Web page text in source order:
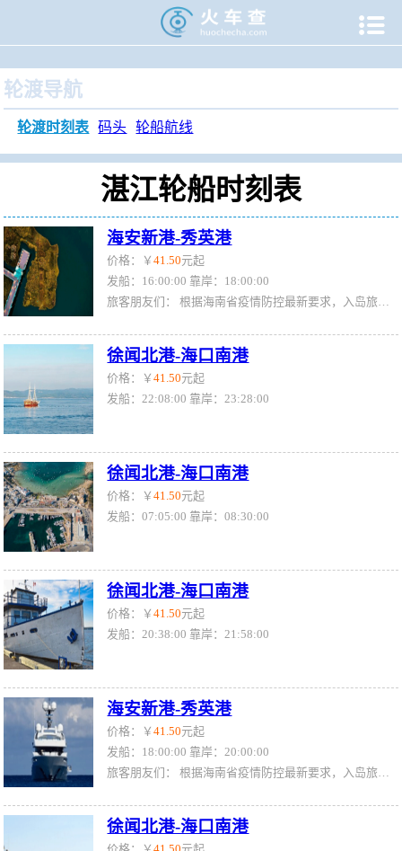

轮渡导航
轮渡时刻表 码头 轮船航线
湛江轮船时刻表
海安新港-秀英港
价格：￥41.50元起
发船：16:00:00 靠岸：18:00:00
旅客朋友们： 根据海南省疫情防控最新要求，入岛旅客必须持48小时内一次以上核酸检测阴性证明登船（车、机），其中涉疫区旅客需提供间隔24小时的两次核酸检测阴性证明。全国风险管控地区分类和防控措施请查询海南省卫生健康委员会官网http://wst.hainan.gov.cn/swjw/index.html （注意：手机查询需拉到网页最底端选电脑版查询）；或拨打0898-12345市民热线查询。 如您未能按要求持48小时内核酸检测阴性结果报告，则需要在入琼口岸现场排队做核酸检测，
徐闻北港-海口南港
价格：￥41.50元起
发船：22:08:00 靠岸：23:28:00
徐闻北港-海口南港
价格：￥41.50元起
发船：07:05:00 靠岸：08:30:00
徐闻北港-海口南港
价格：￥41.50元起
发船：20:38:00 靠岸：21:58:00
海安新港-秀英港
价格：￥41.50元起
发船：18:00:00 靠岸：20:00:00
旅客朋友们： 根据海南省疫情防控最新要求，入岛旅客必须持48小时内一次以上核酸检测阴性证明登船（车、机），其中涉疫区旅客需提供间隔24小时的两次核酸检测阴性证明。全国风险管控地区分类和防控措施请查询海南省卫生健康委员会官网http://wst.hainan.gov.cn/swjw/index.html （注意：手机查询需拉到网页最底端选电脑版查询）；或拨打0898-12345市民热线查询。 如您未能按要求持48小时内核酸检测阴性结果报告，则需要在入琼口岸现场排队做核酸检测，
徐闻北港-海口南港